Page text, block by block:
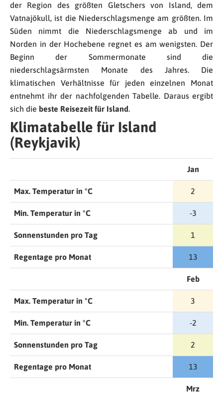
der Region des größten Gletschers von Island, dem
Vatnajökull, ist die Niederschlagsmenge am größten. Im
Süden nimmt die Niederschlagsmenge ab und im
Norden in der Hochebene regnet es am wenigsten. Der
Beginn der Sommermonate sind die
niederschlagsärmsten Monate des Jahres. Die
klimatischen Verhältnisse für jeden einzelnen Monat
entnehmt ihr der nachfolgenden Tabelle. Daraus ergibt
sich die beste Reisezeit für Island.
Klimatabelle für Island
(Reykjavik)
Jan
Max. Temperatur in °C 2
Min. Temperatur in °C -3
Sonnenstunden pro Tag 1
Regentage pro Monat 13
Feb
Max. Temperatur in °C 3
Min. Temperatur in °C -2
Sonnenstunden pro Tag 2
Regentage pro Monat 13
Mrz